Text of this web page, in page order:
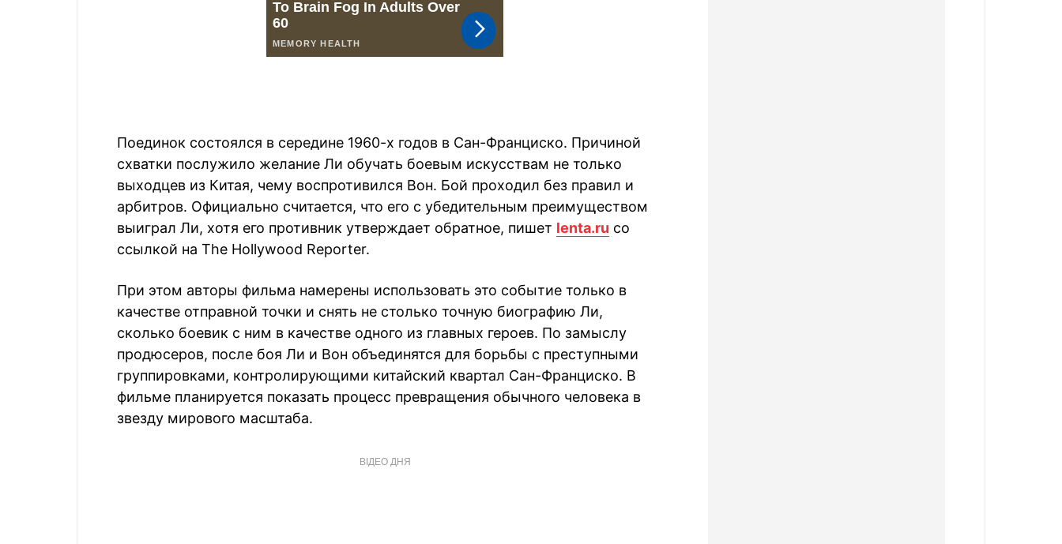
Поединок состоялся в середине 1960-х годов в Сан-Франциско. Причиной
схватки послужило желание Ли обучать боевым искусствам не только
выходцев из Китая, чему воспротивился Вон. Бой проходил без правил и
арбитров. Официально считается, что его с убедительным преимуществом
выиграл Ли, хотя его противник утверждает обратное, пишет lenta.ru со
ссылкой на The Hollywood Reporter.
При этом авторы фильма намерены использовать это событие только в
качестве отправной точки и снять не столько точную биографию Ли,
сколько боевик с ним в качестве одного из главных героев. По замыслу
продюсеров, после боя Ли и Вон объединятся для борьбы с преступными
группировками, контролирующими китайский квартал Сан-Франциско. В
фильме планируется показать процесс превращения обычного человека в
звезду мирового масштаба.
ВІДЕО ДНЯ